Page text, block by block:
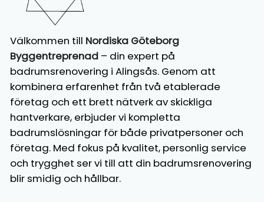
Välkommen till Nordiska Göteborg
Byggentreprenad – din expert på
badrumsrenovering i Alingsås. Genom att
kombinera erfarenhet från två etablerade
företag och ett brett nätverk av skickliga
hantverkare, erbjuder vi kompletta
badrumslösningar för både privatpersoner och
företag. Med fokus på kvalitet, personlig service
och trygghet ser vi till att din badrumsrenovering
blir smidig och hållbar.